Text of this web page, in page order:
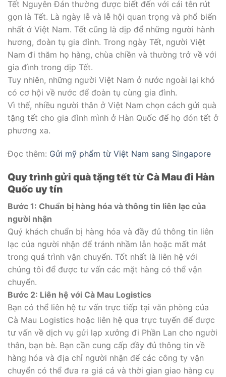
Tết Nguyên Đán thường được biết đến với cái tên rút
gọn là Tết. Là ngày lễ và lễ hội quan trọng và phổ biến
nhất ở Việt Nam. Tết cũng là dịp để những người hành
hương, đoàn tụ gia đình. Trong ngày Tết, người Việt
Nam đi thăm họ hàng, chùa chiền và thường trở về với
gia đình trong dịp Tết.
Tuy nhiên, những người Việt Nam ở nước ngoài lại khó
có cơ hội về nước để đoàn tụ cùng gia đình.
Vì thế, nhiều người thân ở Việt Nam chọn cách gửi quà
tặng tết cho gia đình mình ở Hàn Quốc để họ đón tết ở
phương xa.
Đọc thêm: Gửi mỹ phẩm từ Việt Nam sang Singapore
Quy trình gửi quà tặng tết từ Cà Mau đi Hàn
Quốc uy tín
Bước 1: Chuẩn bị hàng hóa và thông tin liên lạc của
người nhận
Quý khách chuẩn bị hàng hóa và đầy đủ thông tin liên
lạc của người nhận để tránh nhầm lẫn hoặc mất mát
trong quá trình vận chuyển. Tốt nhất là liên hệ với
chúng tôi để được tư vấn các mặt hàng có thể vận
chuyển.
Bước 2: Liên hệ với Cà Mau Logistics
Bạn có thể liên hệ tư vấn trực tiếp tại văn phòng của
Cà Mau Logistics hoặc liên hệ qua trực tuyến để được
tư vấn về dịch vụ gửi lạp xưởng đi Phần Lan cho người
thân, bạn bè. Bạn cần cung cấp đầy đủ thông tin về
hàng hóa và địa chỉ người nhận để các công ty vận
chuyển có thể đưa ra giá cả và thời gian giao hàng cụ